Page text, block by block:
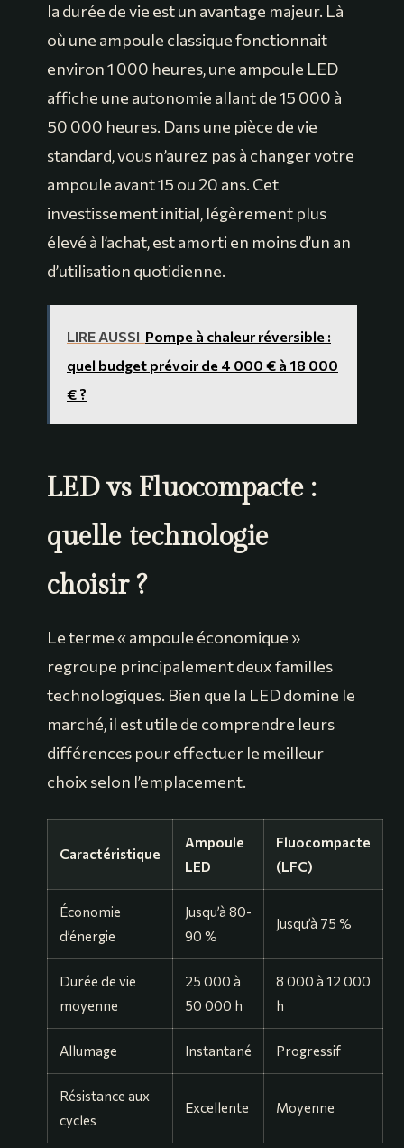
la durée de vie est un avantage majeur. Là
où une ampoule classique fonctionnait
environ 1 000 heures, une ampoule LED
affiche une autonomie allant de 15 000 à
50 000 heures. Dans une pièce de vie
standard, vous n’aurez pas à changer votre
ampoule avant 15 ou 20 ans. Cet
investissement initial, légèrement plus
élevé à l’achat, est amorti en moins d’un an
d’utilisation quotidienne.
LIRE AUSSI Pompe à chaleur réversible :
quel budget prévoir de 4 000 € à 18 000
€ ?
LED vs Fluocompacte :
quelle technologie
choisir ?
Le terme « ampoule économique »
regroupe principalement deux familles
technologiques. Bien que la LED domine le
marché, il est utile de comprendre leurs
différences pour effectuer le meilleur
choix selon l’emplacement.
Caractéristique
Ampoule
LED
Fluocompacte
(LFC)
Économie
d’énergie
Jusqu’à 80-
90 %
Jusqu’à 75 %
Durée de vie
moyenne
25 000 à
50 000 h
8 000 à 12 000
h
Allumage Instantané Progressif
Résistance aux
cycles
Excellente Moyenne